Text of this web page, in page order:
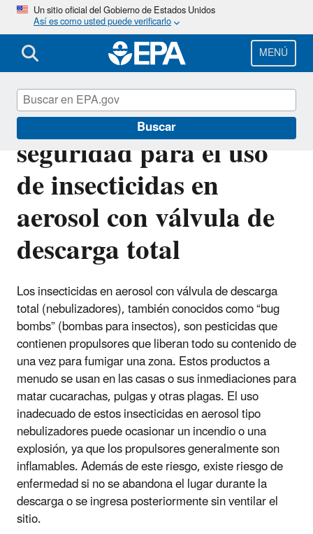
Pasar
al
contenido
principal
Un sitio oficial del Gobierno de Estados Unidos
Así es como usted puede verificarlo
MENÚ
Buscar
Precauciones de
seguridad para el uso
de insecticidas en
aerosol con válvula de
descarga total
Los insecticidas en aerosol con válvula de descarga
total (nebulizadores), también conocidos como “bug
bombs” (bombas para insectos), son pesticidas que
contienen propulsores que liberan todo su contenido de
una vez para fumigar una zona. Estos productos a
menudo se usan en las casas o sus inmediaciones para
matar cucarachas, pulgas y otras plagas. El uso
inadecuado de estos insecticidas en aerosol tipo
nebulizadores puede ocasionar un incendio o una
explosión, ya que los propulsores generalmente son
inflamables. Además de este riesgo, existe riesgo de
enfermedad si no se abandona el lugar durante la
descarga o se ingresa posteriormente sin ventilar el
sitio.